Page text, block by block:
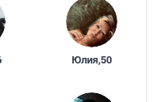
Юлия,50